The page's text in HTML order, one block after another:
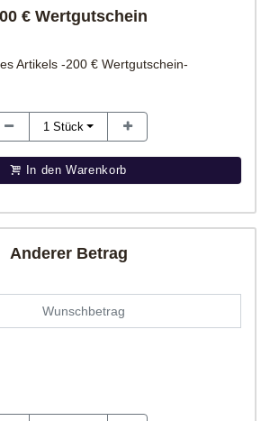
€ Wertgutschein
1 Stück
In den Warenkorb
Anderer Betrag